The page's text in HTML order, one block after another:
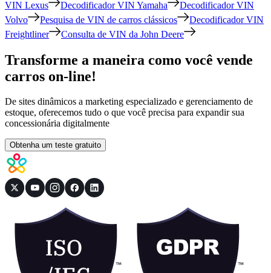
VIN Lexus
Decodificador VIN Yamaha
Decodificador VIN
Volvo
Pesquisa de VIN de carros clássicos
Decodificador VIN
Freightliner
Consulta de VIN da John Deere
Transforme a maneira como você vende
carros on-line!
De sites dinâmicos a marketing especializado e gerenciamento de
estoque, oferecemos tudo o que você precisa para expandir sua
concessionária digitalmente
Obtenha um teste gratuito